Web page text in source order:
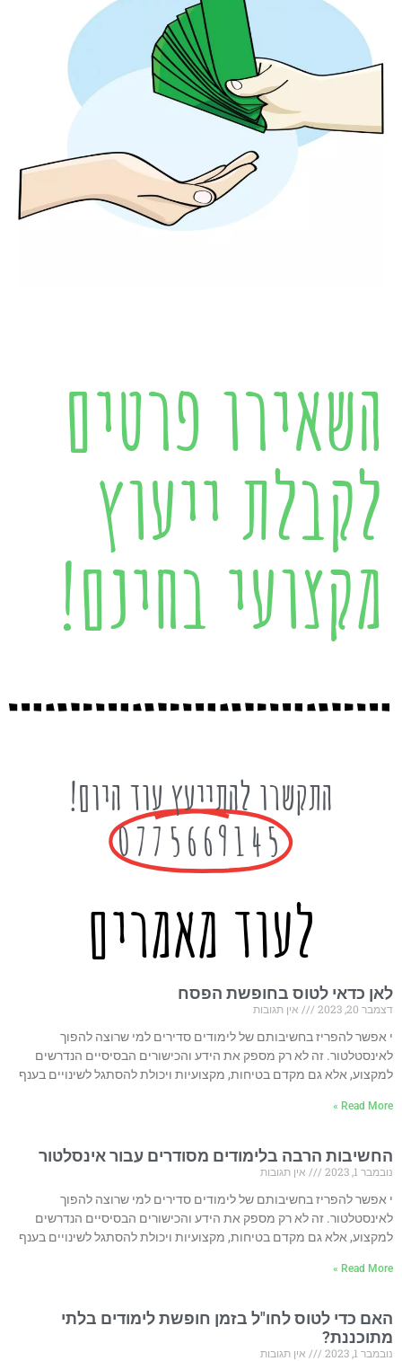
השאירו פרטים
לקבלת ייעוץ
מקצועי בחינם!
התקשרו להתייעץ עוד היום!
0775669145
לעוד מאמרים
לאן כדאי לטוס בחופשת הפסח
דצמבר 20, 2023
אין תגובות
י אפשר להפריז בחשיבותם של לימודים סדירים למי שרוצה להפוך
לאינסטלטור. זה לא רק מספק את הידע והכישורים הבסיסיים הנדרשים
למקצוע, אלא גם מקדם בטיחות, מקצועיות ויכולת להסתגל לשינויים בענף
Read More »
החשיבות הרבה בלימודים מסודרים עבור אינסלטור
נובמבר 1, 2023
אין תגובות
י אפשר להפריז בחשיבותם של לימודים סדירים למי שרוצה להפוך
לאינסטלטור. זה לא רק מספק את הידע והכישורים הבסיסיים הנדרשים
למקצוע, אלא גם מקדם בטיחות, מקצועיות ויכולת להסתגל לשינויים בענף
Read More »
האם כדי לטוס לחו"ל בזמן חופשת לימודים בלתי
מתוכננת?
נובמבר 1, 2023
אין תגובות